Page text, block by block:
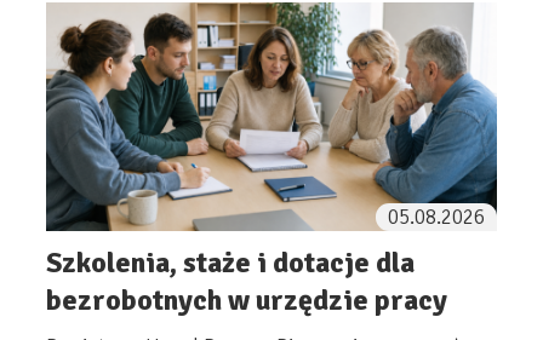
05.08.2026
Szkolenia, staże i dotacje dla
bezrobotnych w urzędzie pracy